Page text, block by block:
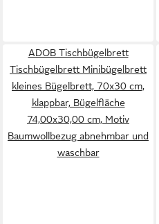
ADOB Tischbügelbrett
Tischbügelbrett Minibügelbrett
kleines Bügelbrett, 70x30 cm,
klappbar, Bügelfläche
74,00x30,00 cm, Motiv
Baumwollbezug abnehmbar und
waschbar